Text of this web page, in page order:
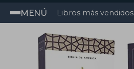
MENÚ Libros más vendidos